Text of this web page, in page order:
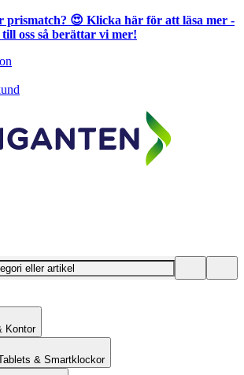
prismatch? 😍 Klicka här för att läsa mer -
oss så berättar vi mer!
Kontor
& Smartklockor